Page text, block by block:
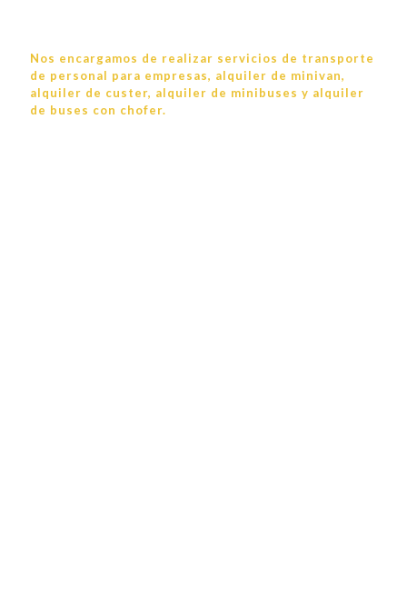
Nos encargamos de realizar servicios de transporte
de personal para empresas, alquiler de minivan,
alquiler de custer, alquiler de minibuses y alquiler
de buses con chofer.